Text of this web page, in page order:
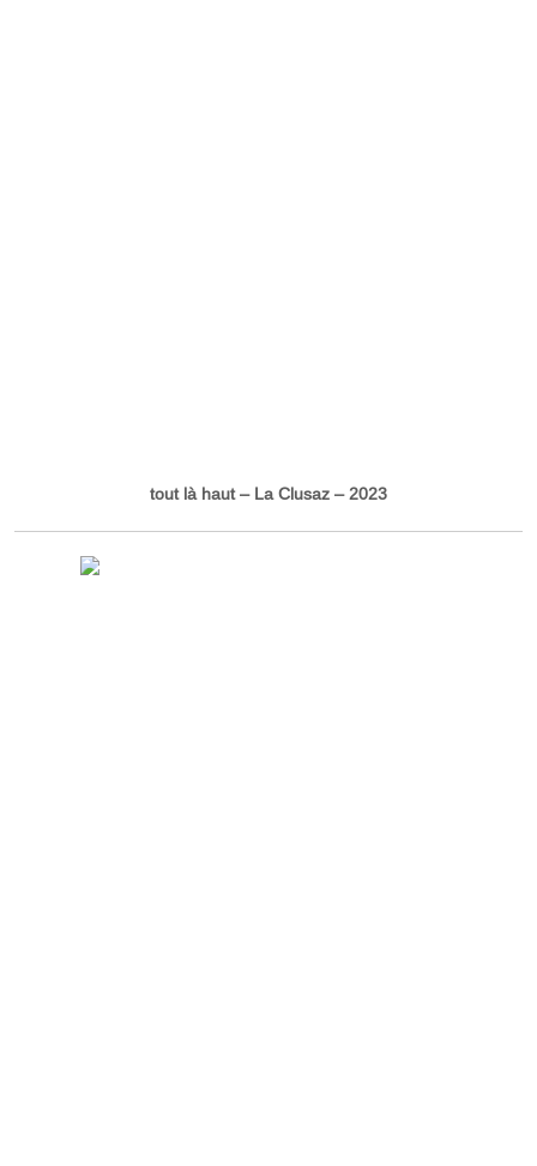
tout là haut – La Clusaz – 2023